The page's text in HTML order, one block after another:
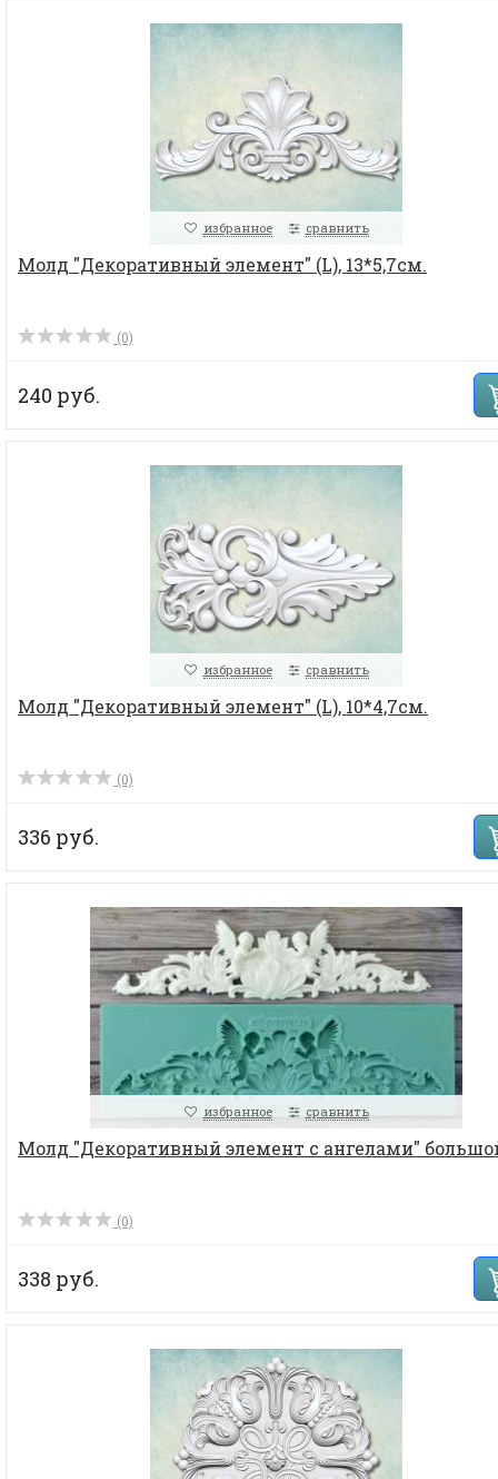
избранное сравнить
Молд "Декоративный элемент" (L), 13*5,7см.
(0)
240 руб.
избранное сравнить
Молд "Декоративный элемент" (L), 10*4,7см.
(0)
336 руб.
избранное сравнить
Молд "Декоративный элемент с ангелами"
(0)
338 руб.